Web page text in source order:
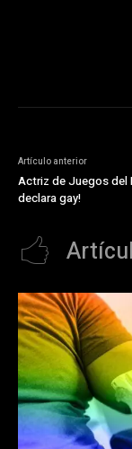
Artículo anterior
Actriz de Juegos del
declara gay!